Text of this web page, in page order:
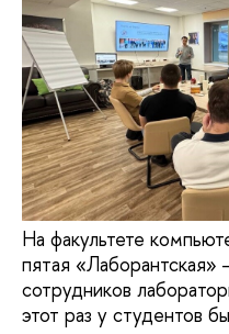
На факультете
пятая «Лаборантская»
сотрудников
этот раз у студентов